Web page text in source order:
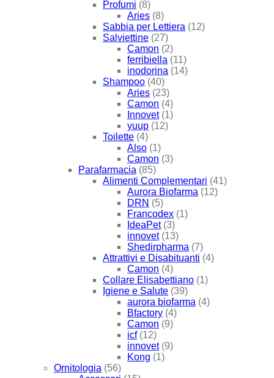
Profumi (8)
Aries (8)
Sabbia per Lettiera (12)
Salviettine (27)
Camon (2)
ferribiella (11)
inodorina (14)
Shampoo (40)
Aries (23)
Camon (4)
Innovet (1)
yuup (12)
Toilette (4)
Also (1)
Camon (3)
Parafarmacia (85)
Alimenti Complementari (41)
Aurora Biofarma (12)
DRN (5)
Francodex (1)
IdeaPet (3)
innovet (13)
Shedirpharma (7)
Attrattivi e Disabituanti (4)
Camon (4)
Collare Elisabettiano (1)
Igiene e Salute (39)
aurora biofarma (4)
Bfactory (4)
Camon (9)
icf (12)
innovet (9)
Kong (1)
Ornitologia (56)